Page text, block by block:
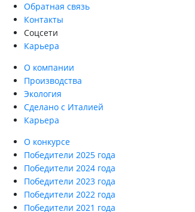
Обратная связь
Контакты
Соцсети
Карьера
О компании
Производства
Экология
Сделано с Италией
Карьера
О конкурсе
Победители 2025 года
Победители 2024 года
Победители 2023 года
Победители 2022 года
Победители 2021 года